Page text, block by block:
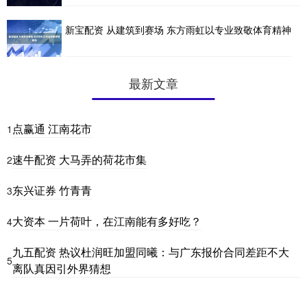
新宝配资 从建筑到赛场 东方雨虹以专业致敬体育精神
最新文章
1 点赢通 江南花市
2速牛配资 大马弄的荷花市集
3东兴证券 竹青青
4大资本 一片荷叶，在江南能有多好吃？
5
九五配资 热议杜润旺加盟同曦：与广东报价合同差距不大
离队真因引外界猜想